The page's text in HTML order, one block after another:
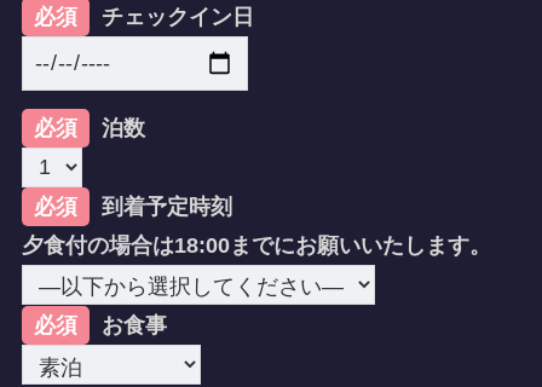
必須 チェックイン日
必須 泊数
必須
到着予定時刻
夕食付の場合は18:00までにお願いいたします。
必須 お食事